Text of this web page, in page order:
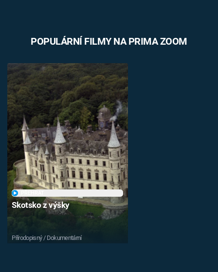
POPULÁRNÍ FILMY NA PRIMA ZOOM
Skotsko z výšky
Přírodopisný / Dokumentární